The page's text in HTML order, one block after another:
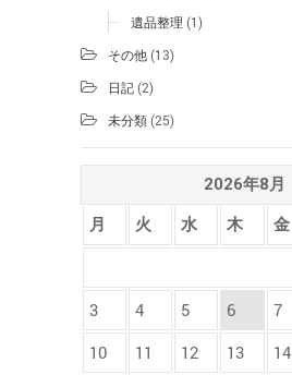
遺品整理 (1)
その他(13)
日記(2)
未分類(25)
2026年8月
月 火 水 木 金
3
4 5 6 7
10
11 12 13 14